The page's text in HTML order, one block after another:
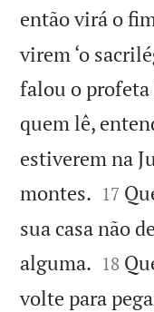
então virá o
virem ‘o
falou o
quem lê,
estiverem na
montes. 

17
sua casa não
alguma. 

18
volte para